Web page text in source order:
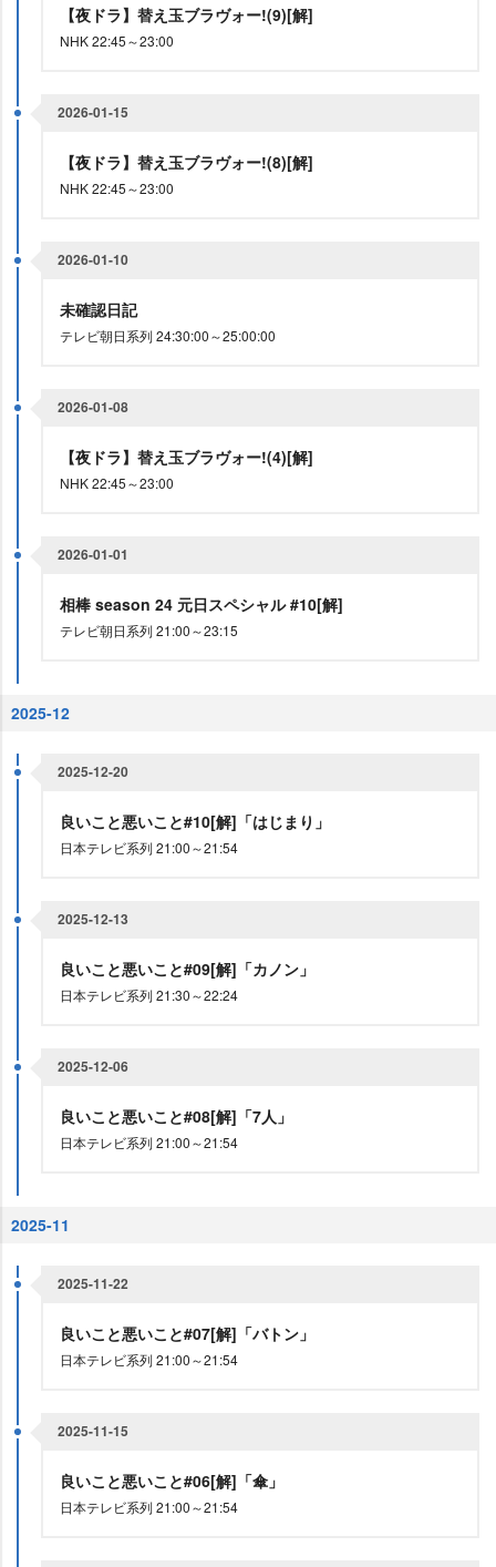
【夜ドラ】替え玉ブラヴォー!(9)[解]
NHK 22:45～23:00
2026-01-15
【夜ドラ】替え玉ブラヴォー!(8)[解]
NHK 22:45～23:00
2026-01-10
未確認日記
テレビ朝日系列 24:30:00～25:00:00
2026-01-08
【夜ドラ】替え玉ブラヴォー!(4)[解]
NHK 22:45～23:00
2026-01-01
相棒 season 24 元日スペシャル #10[解]
テレビ朝日系列 21:00～23:15
2025-12
2025-12-20
良いこと悪いこと#10[解]「はじまり」
日本テレビ系列 21:00～21:54
2025-12-13
良いこと悪いこと#09[解]「カノン」
日本テレビ系列 21:30～22:24
2025-12-06
良いこと悪いこと#08[解]「7人」
日本テレビ系列 21:00～21:54
2025-11
2025-11-22
良いこと悪いこと#07[解]「バトン」
日本テレビ系列 21:00～21:54
2025-11-15
良いこと悪いこと#06[解]「傘」
日本テレビ系列 21:00～21:54